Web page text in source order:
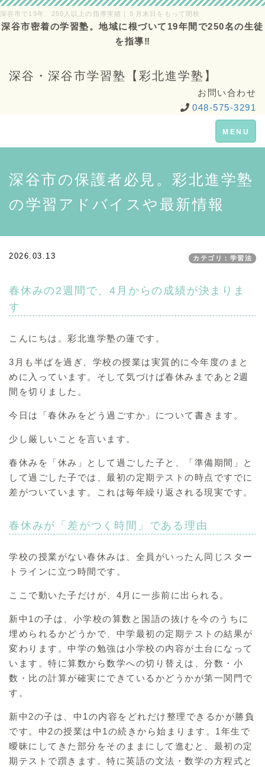
深谷市で19年、250人以上の指導実績｜５月末日をもって閉校
深谷市密着の学習塾。地域に根づいて19年間で250名の生徒
を指導‼
深谷・深谷市学習塾【彩北進学塾】
お問い合わせ
048-575-3291
Toggle
navigation
MENU
深谷市の保護者必見。彩北進学塾
の学習アドバイスや最新情報
2026.03.13 カテゴリ：学習法
春休みの2週間で、4月からの成績が決まりま
す
こんにちは。彩北進学塾の蓮です。
3月も半ばを過ぎ、学校の授業は実質的に今年度のまと
めに入っています。そして気づけば春休みまであと2週
間を切りました。
今日は「春休みをどう過ごすか」について書きます。
少し厳しいことを言います。
春休みを「休み」として過ごした子と、「準備期間」と
して過ごした子では、最初の定期テストの時点ですでに
差がついています。これは毎年繰り返される現実です。
春休みが「差がつく時間」である理由
学校の授業がない春休みは、全員がいったん同じスター
トラインに立つ時間です。
ここで動いた子だけが、4月に一歩前に出られる。
新中1の子は、小学校の算数と国語の抜けを今のうちに
埋められるかどうかで、中学最初の定期テストの結果が
変わります。中学の勉強は小学校の内容が土台になって
います。特に算数から数学への切り替えは、分数・小
数・比の計算が確実にできているかどうかが第一関門で
す。
新中2の子は、中1の内容をどれだけ整理できるかが勝負
です。中2の授業は中1の続きから始まります。1年生で
曖昧にしてきた部分をそのままにして進むと、最初の定
期テストで躓きます。特に英語の文法・数学の方程式と